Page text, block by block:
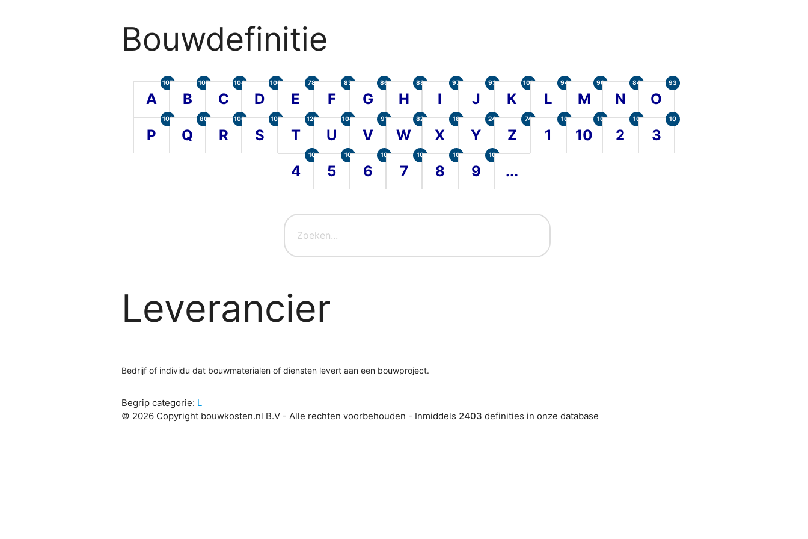
Bouwdefinitie
A
105
B
107
C
104
D
100
E
78
F
83
G
86
H
88
I
97
J
93
K
101
L
94
M
90
N
84
O
93
P
101
Q
80
R
100
S
107
T
120
U
104
V
91
W
82
X
18
Y
24
Z
74
1
10
10
10
2
10
3
10
4
10
5
10
6
10
7
10
8
10
9
10
...
Leverancier
Bedrijf of individu dat bouwmaterialen of diensten levert aan een bouwproject.
Begrip categorie: L
© 2026 Copyright bouwkosten.nl B.V - Alle rechten voorbehouden - Inmiddels 2403 definities in onze database